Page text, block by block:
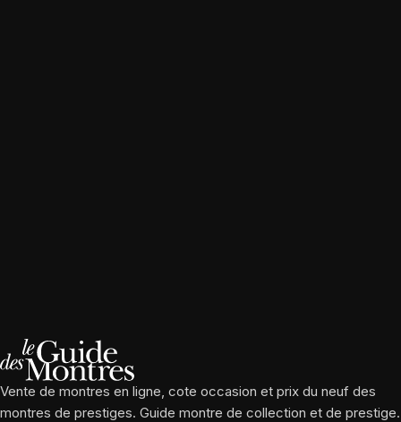
Vente de montres en ligne, cote occasion et prix du neuf des
montres de prestiges. Guide montre de collection et de prestige.